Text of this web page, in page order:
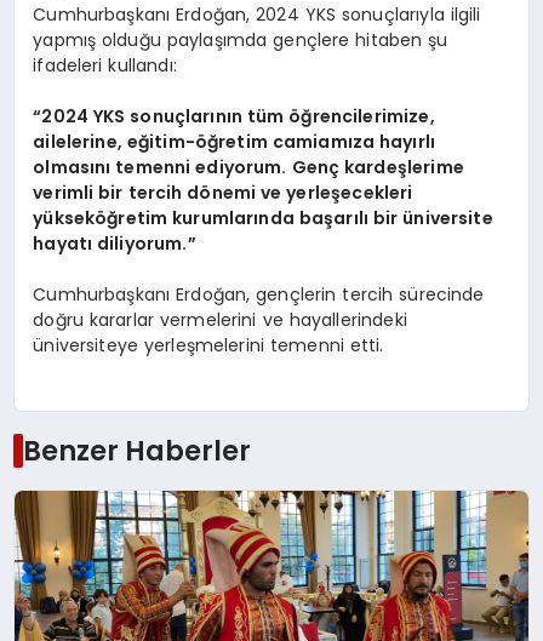
Cumhurbaşkanı Erdoğan, 2024 YKS sonuçlarıyla ilgili
yapmış olduğu paylaşımda gençlere hitaben şu
ifadeleri kullandı:
“2024 YKS sonuçlarının tüm öğrencilerimize,
ailelerine, eğitim-öğretim camiamıza hayırlı
olmasını temenni ediyorum. Genç kardeşlerime
verimli bir tercih dönemi ve yerleşecekleri
yükseköğretim kurumlarında başarılı bir üniversite
hayatı diliyorum.”
Cumhurbaşkanı Erdoğan, gençlerin tercih sürecinde
doğru kararlar vermelerini ve hayallerindeki
üniversiteye yerleşmelerini temenni etti.
Benzer Haberler